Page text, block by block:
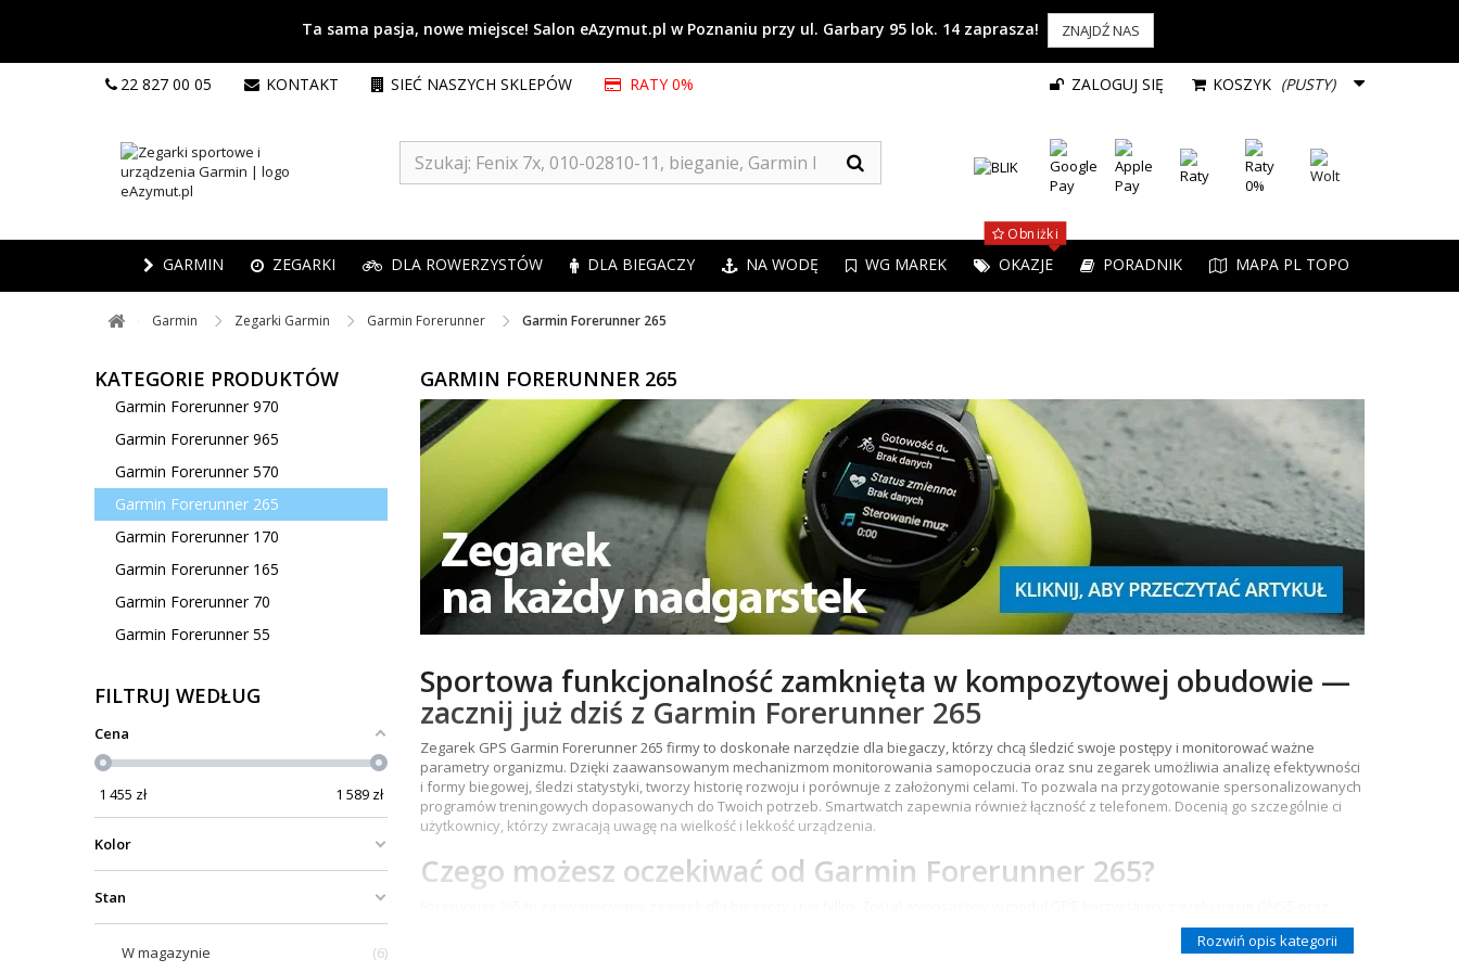
Ta sama pasja, nowe miejsce! Salon eAzymut.pl w Poznaniu przy ul. Garbary 95 lok. 14 zaprasza! ZNAJDŹ NAS
KOSZYK (PUSTY)
ZALOGUJ SIĘ
22 827 00 05 KONTAKT SIEĆ NASZYCH SKLEPÓW RATY 0%
GARMIN ZEGARKI DLA ROWERZYSTÓW DLA BIEGACZY NA WODĘ WG MAREK OKAZJE
Obniżki
PORADNIK MAPA PL TOPO
Garmin ​ Zegarki Garmin ​ Garmin Forerunner ​ Garmin Forerunner 265
KATEGORIE PRODUKTÓW
Garmin Forerunner 970
Garmin Forerunner 965
Garmin Forerunner 570
Garmin Forerunner 265
Garmin Forerunner 170
Garmin Forerunner 165
Garmin Forerunner 70
Garmin Forerunner 55
FILTRUJ WEDŁUG
Cena
1 455 zł 1 589 zł
Kolor
Stan
W magazynie 6
GARMIN FORERUNNER 265
Sportowa funkcjonalność zamknięta w kompozytowej obudowie —
zacznij już dziś z Garmin Forerunner 265
Zegarek GPS Garmin Forerunner 265 firmy to doskonałe narzędzie dla biegaczy, którzy chcą śledzić swoje postępy i monitorować ważne
parametry organizmu. Dzięki zaawansowanym mechanizmom monitorowania samopoczucia oraz snu zegarek umożliwia analizę efektywności
i formy biegowej, śledzi statystyki, tworzy historię rozwoju i porównuje z założonymi celami. To pozwala na przygotowanie spersonalizowanych
programów treningowych dopasowanych do Twoich potrzeb. Smartwatch zapewnia również łączność z telefonem. Docenią go szczególnie ci
użytkownicy, którzy zwracają uwagę na wielkość i lekkość urządzenia.
Czego możesz oczekiwać od Garmin Forerunner 265?
. Dzięki temu możemy dokładnie śledzić swoją trasę i orientować się w terenie. Smartwatch Forerunner 265 posiada wiele trybów
treningowych, które pozwalają na monitorowanie postępów w różnych aktywnościach sportowych, w tym bieganiu, pływaniu i jeździe na
Rozwiń opis kategorii